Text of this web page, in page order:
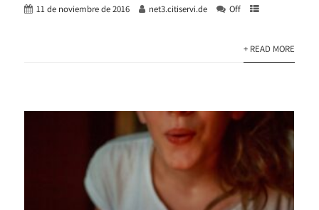
11 de noviembre de 2016 net3.citiservi.de Off
+ READ MORE